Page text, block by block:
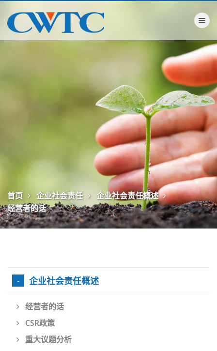
Toggle
首页 企业社会责任
企业社会责任概述
经营者的话
企业社会责任概述
经营者的话
CSR政策
重大议题分析